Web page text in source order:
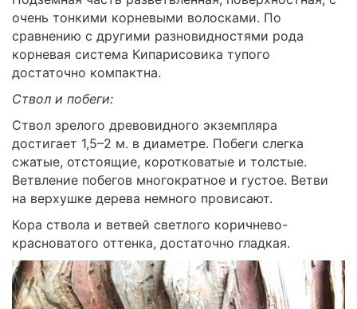
очень тонкими корневыми волосками. По
сравнению с другими разновидностями рода
корневая система Кипарисовика тупого
достаточно компактна.
Ствол и побеги:
Ствол зрелого древовидного экземпляра
достигает 1,5–2 м. в диаметре. Побеги слегка
сжатые, отстоящие, коротковатые и толстые.
Ветвление побегов многократное и густое. Ветви
на верхушке дерева немного провисают.
Кора ствола и ветвей светлого коричнево-
красноватого оттенка, достаточно гладкая.